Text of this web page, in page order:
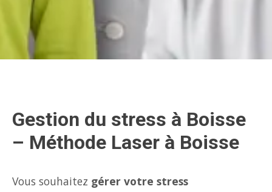
Gestion du stress à Boisse
– Méthode Laser à Boisse
Vous souhaitez gérer votre stress